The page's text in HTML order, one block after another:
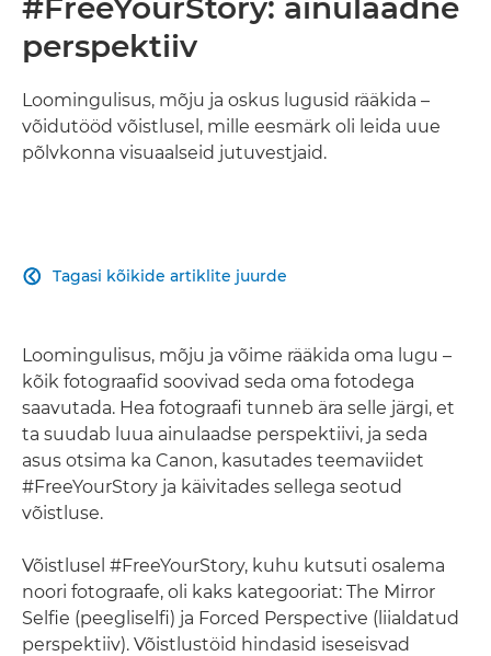
#FreeYourStory: ainulaadne
perspektiiv
Loomingulisus, mõju ja oskus lugusid rääkida –
võidutööd võistlusel, mille eesmärk oli leida uue
põlvkonna visuaalseid jutuvestjaid.
Tagasi kõikide artiklite juurde

Loomingulisus, mõju ja võime rääkida oma lugu –
kõik fotograafid soovivad seda oma fotodega
saavutada. Hea fotograafi tunneb ära selle järgi, et
ta suudab luua ainulaadse perspektiivi, ja seda
asus otsima ka Canon, kasutades teemaviidet
#FreeYourStory ja käivitades sellega seotud
võistluse.
Võistlusel #FreeYourStory, kuhu kutsuti osalema
noori fotograafe, oli kaks kategooriat: The Mirror
Selfie (peegliselfi) ja Forced Perspective (liialdatud
perspektiiv). Võistlustöid hindasid iseseisvad